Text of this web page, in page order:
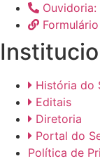
Ouvidoria:
História do
Editais
Diretoria
Portal do
Política de